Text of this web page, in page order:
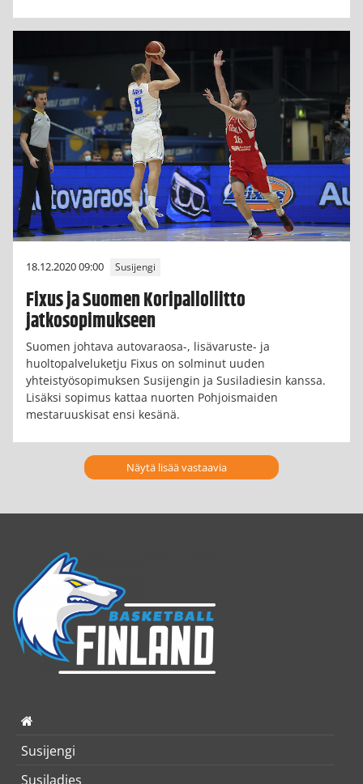
18.12.2020 09:00 Susijengi
Fixus ja Suomen Koripalloliitto
jatkosopimukseen
Suomen johtava autovaraosa-, lisävaruste- ja
huoltopalveluketju Fixus on solminut uuden
yhteistyösopimuksen Susijengin ja Susiladiesin kanssa.
Lisäksi sopimus kattaa nuorten Pohjoismaiden
mestaruuskisat ensi kesänä.
Näytä lisää vastaavia
Susijengi
Susiladies